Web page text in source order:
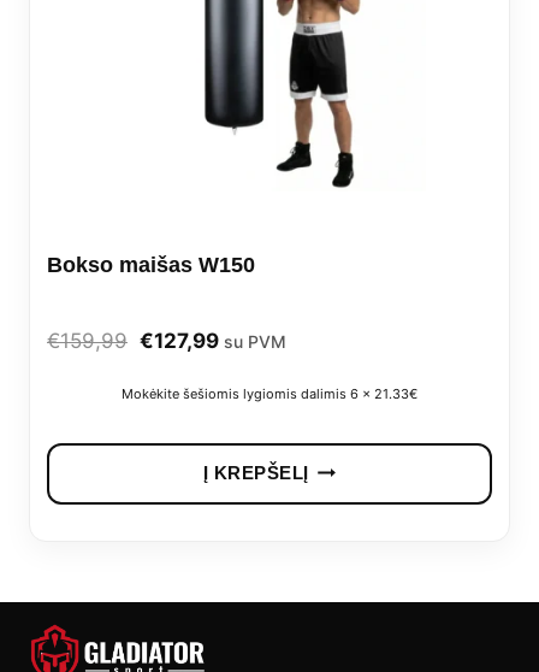
Bokso maišas W150
€159,99 Original
€159,99.
€127,99Current
€127,99.
su PVM
Mokėkite šešiomis lygiomis dalimis 6 x 21.33€
Į KREPŠELĮ